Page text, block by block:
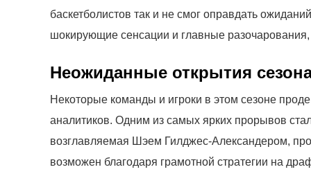
баскетболистов так и не смог оправдать
шокирующие сенсации и главные
Неожиданные открытия
Некоторые команды и игроки в этом сезоне
аналитиков. Одним из самых ярких прорывов
возглавляемая Шэем Гилджес-Александером,
возможен благодаря грамотной стратегии на